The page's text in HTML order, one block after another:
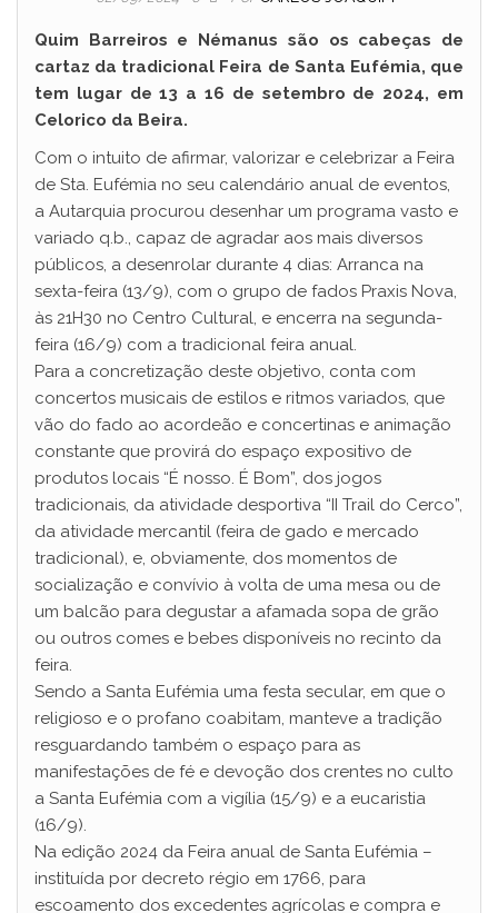
Quim Barreiros e Némanus são os cabeças de
cartaz da tradicional Feira de Santa Eufémia, que
tem lugar de 13 a 16 de setembro de 2024, em
Celorico da Beira.
Com o intuito de afirmar, valorizar e celebrizar a Feira
de Sta. Eufémia no seu calendário anual de eventos,
a Autarquia procurou desenhar um programa vasto e
variado q.b., capaz de agradar aos mais diversos
públicos, a desenrolar durante 4 dias: Arranca na
sexta-feira (13/9), com o grupo de fados Praxis Nova,
às 21H30 no Centro Cultural, e encerra na segunda-
feira (16/9) com a tradicional feira anual.
Para a concretização deste objetivo, conta com
concertos musicais de estilos e ritmos variados, que
vão do fado ao acordeão e concertinas e animação
constante que provirá do espaço expositivo de
produtos locais “É nosso. É Bom”, dos jogos
tradicionais, da atividade desportiva “II Trail do Cerco”,
da atividade mercantil (feira de gado e mercado
tradicional), e, obviamente, dos momentos de
socialização e convívio à volta de uma mesa ou de
um balcão para degustar a afamada sopa de grão
ou outros comes e bebes disponíveis no recinto da
feira.
Sendo a Santa Eufémia uma festa secular, em que o
religioso e o profano coabitam, manteve a tradição
resguardando também o espaço para as
manifestações de fé e devoção dos crentes no culto
a Santa Eufémia com a vigília (15/9) e a eucaristia
(16/9).
Na edição 2024 da Feira anual de Santa Eufémia –
instituída por decreto régio em 1766, para
escoamento dos excedentes agrícolas e compra e